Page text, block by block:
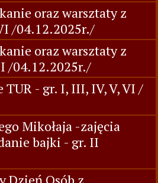
oraz warsztaty z
/04.12.2025r./
oraz warsztaty z
/04.12.2025r./
- gr. I, III, IV, V, VI /
Mikołaja -zajęcia
bajki - gr. II